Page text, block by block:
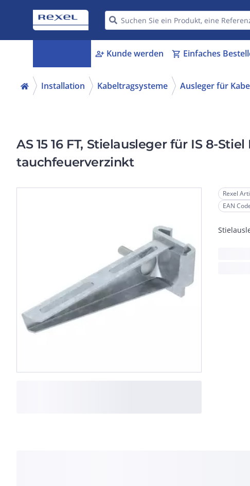
person_add Kunde werden shopping_cart Einfaches
Installation Kabeltragsysteme Ausleger für
AS 15 16 FT, Stielausleger für IS 8-
tauchfeuerverzinkt
Rexel
EAN